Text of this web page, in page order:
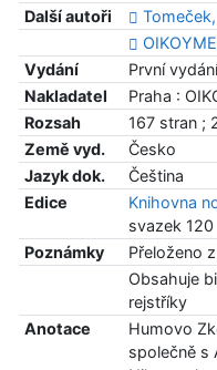
Další autoři
Vydání
První vydání
Nakladatel
Praha :
Rozsah
167 stran ;
Země vyd.
Česko
Jazyk dok.
Čeština
Edice
Knihovna
svazek 120
Poznámky
Přeloženo
Obsahuje
rejstříky
Anotace
Humovo
společně s